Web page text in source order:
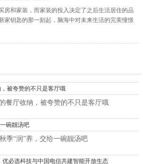
房和家装，而家装的投入决定了之后生活居住的品
家钥匙的那一刻起，脑海中对未来生活的完美憧憬
餐厅收纳，被夸赞的不只是客厅哦
季“润”养，交给一碗靓汤吧